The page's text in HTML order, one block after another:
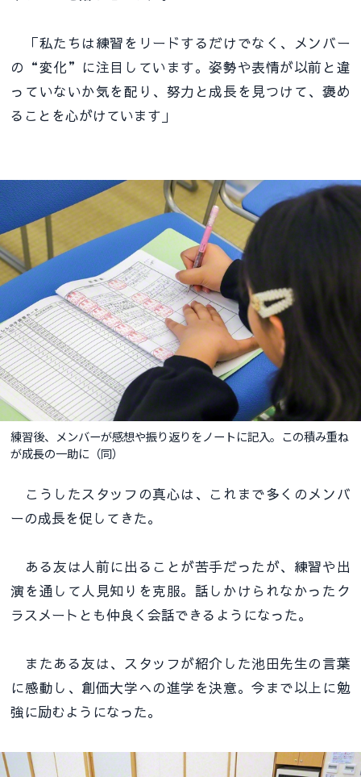
「私たちは練習をリードするだけでなく、メンバー
の“変化”に注目しています。姿勢や表情が以前と違
っていないか気を配り、努力と成長を見つけて、褒め
ることを心がけています」
練習後、メンバーが感想や振り返りをノートに記入。この積み重ね
が成長の一助に（同）
こうしたスタッフの真心は、これまで多くのメンバ
ーの成長を促してきた。
ある友は人前に出ることが苦手だったが、練習や出
演を通して人見知りを克服。話しかけられなかったク
ラスメートとも仲良く会話できるようになった。
またある友は、スタッフが紹介した池田先生の言葉
に感動し、創価大学への進学を決意。今まで以上に勉
強に励むようになった。